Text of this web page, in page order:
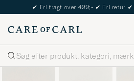
✔ Fri fragt over 499;- ✔ Fri retur ✔
Søg